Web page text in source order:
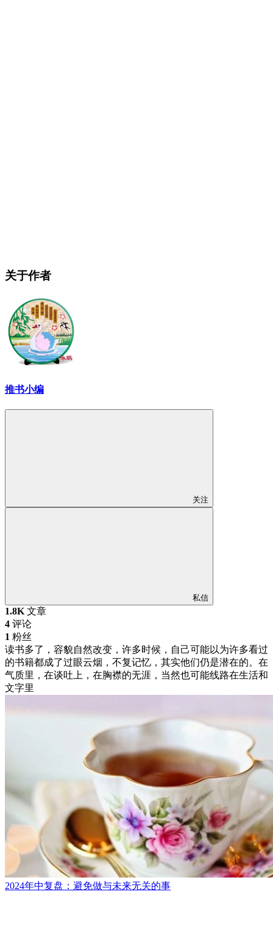
关于作者
推书小编
关注
私信
1.8K 文章
4 评论
1 粉丝
读书多了，容貌自然改变，许多时候，自己可能以为许多看过
的书籍都成了过眼云烟，不复记忆，其实他们仍是潜在的。在
气质里，在谈吐上，在胸襟的无涯，当然也可能线路在生活和
文字里
2024年中复盘：避免做与未来无关的事